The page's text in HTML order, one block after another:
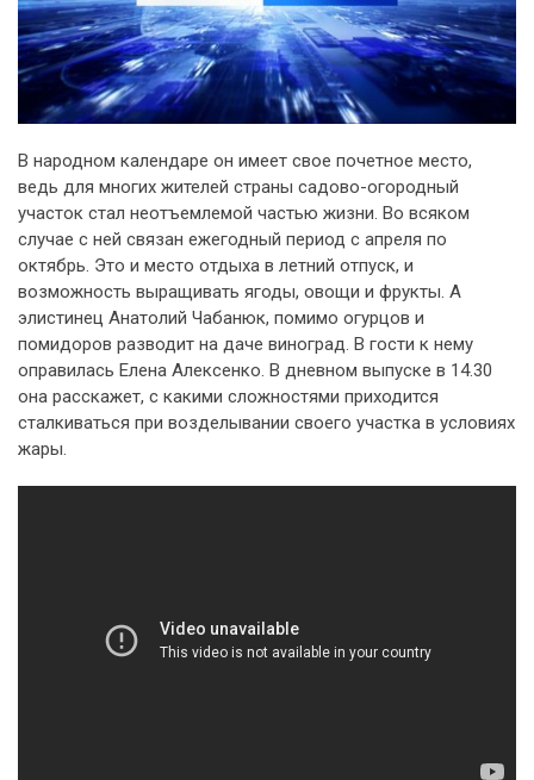
В народном календаре он имеет свое почетное место,
ведь для многих жителей страны садово-огородный
участок стал неотъемлемой частью жизни. Во всяком
случае с ней связан ежегодный период с апреля по
октябрь. Это и место отдыха в летний отпуск, и
возможность выращивать ягоды, овощи и фрукты. А
элистинец Анатолий Чабанюк, помимо огурцов и
помидоров разводит на даче виноград. В гости к нему
оправилась Елена Алексенко. В дневном выпуске в 14.30
она расскажет, с какими сложностями приходится
сталкиваться при возделывании своего участка в условиях
жары.